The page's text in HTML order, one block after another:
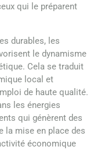
qui le préparent
durables, les
le dynamisme
Cela se traduit
local et
de haute qualité.
les énergies
qui génèrent des
la mise en place des
économique